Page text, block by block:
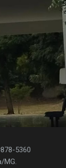
5360
MG.